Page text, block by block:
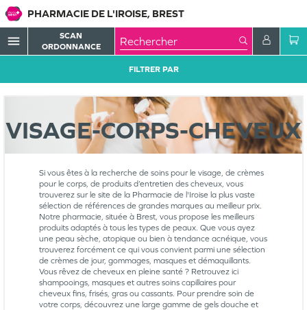
PHARMACIE DE L'IROISE, BREST
menu
SCAN
ORDONNANCE
FILTRER PAR
VISAGE-CORPS-CHEVEUX
Si vous êtes à la recherche de soins pour le visage, de crèmes
pour le corps, de produits d’entretien des cheveux, vous
trouverez sur le site de la Pharmacie de l'Iroise la plus vaste
sélection de références de grandes marques au meilleur prix.
Notre pharmacie, située à Brest, vous propose les meilleurs
produits adaptés à tous les types de peaux. Que vous ayez
une peau sèche, atopique ou bien à tendance acnéique, vous
trouverez forcément ce qui vous convient parmi une sélection
de crèmes de jour, gommages, masques et démaquillants.
Vous rêvez de cheveux en pleine santé ? Retrouvez ici
shampooings, masques et autres soins capillaires pour
cheveux fins, frisés, gras ou cassants. Pour prendre soin de
votre corps, découvrez une large gamme de gels douche et